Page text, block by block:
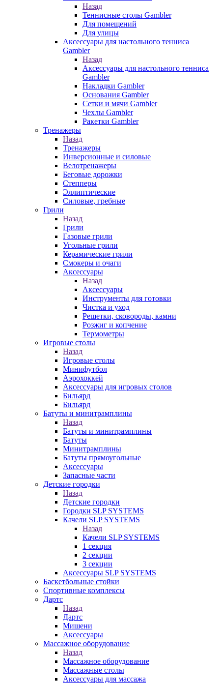
Назад
Теннисные столы Gambler
Для помещений
Для улицы
Аксессуары для настольного тенниса
Gambler
Назад
Аксессуары для настольного тенниса
Gambler
Накладки Gambler
Основания Gambler
Сетки и мячи Gambler
Чехлы Gambler
Ракетки Gambler
Тренажеры
Назад
Тренажеры
Инверсионные и силовые
Велотренажеры
Беговые дорожки
Степперы
Эллиптические
Силовые, гребные
Грили
Назад
Грили
Газовые грили
Угольные грили
Керамические грили
Смокеры и очаги
Аксессуары
Назад
Аксессуары
Инструменты для готовки
Чистка и уход
Решетки, сковороды, камни
Розжиг и копчение
Термометры
Игровые столы
Назад
Игровые столы
Минифутбол
Аэрохоккей
Аксессуары для игровых столов
Бильяpд
Бильяpд
Батуты и минитрамплины
Назад
Батуты и минитрамплины
Батуты
Минитрамплины
Батуты прямоугольные
Аксессуары
Запасные части
Детские городки
Назад
Детские городки
Городки SLP SYSTEMS
Качели SLP SYSTEMS
Назад
Качели SLP SYSTEMS
1 секция
2 секции
3 секции
Аксессуары SLP SYSTEMS
Баскетбольные стойки
Спортивные комплексы
Дартс
Назад
Дартс
Мишени
Аксессуары
Массажное оборудование
Назад
Массажное оборудование
Массажные столы
Аксессуары для массажа